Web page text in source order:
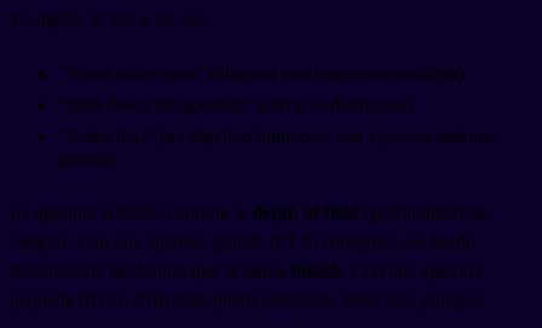
En inglés, lo vas a ver así:
"Shoot wide open" (disparar con la apertura máxima)
"Stop down the aperture" (cerrar el diafragma)
"A fast lens" (un objetivo luminoso, con apertura máxima
grande)
La apertura también controla la depth of field (profundidad de
campo). Con una apertura grande (f/1.8) consigues ese fondo
desenfocado tan bonito que se llama bokeh. Con una apertura
pequeña (f/11 o f/16) todo queda enfocado, ideal para paisajes.